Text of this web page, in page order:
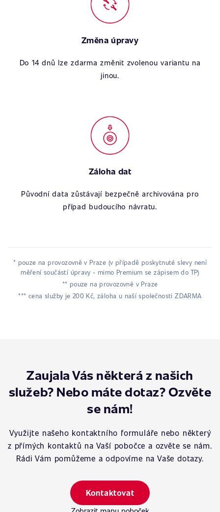
Změna úpravy
Do 14 dnů lze zdarma změnit zvolenou variantu na
jinou.
Záloha dat
Původní data zůstávají bezpečně archivována pro
případ budoucího návratu.
* pouze na provozovně v Praze (v případě poskytnuté slevy není
měření součástí úpravy - mimo Premium se zápisem do TP)
** pouze na provozovně v Praze
*** cena služby je 200 Kč, záloha u naší společnosti ZDARMA
Zaujala Vás některá z našich
služeb? Nebo máte dotaz? Ozvěte
se nám!
Využijte našeho kontaktního formuláře nebo některý
z přímých kontaktů na Vaší pobočce a ozvěte se nám.
Rádi Vám pomůžeme a odpovíme na Vaše dotazy.
Kontaktovat